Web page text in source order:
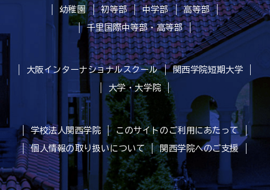
幼稚園 初等部 中学部
高等部
千里国際中等部・高等部
大阪インターナショナルスクール
関西学院短期大学
大学・大学院
学校法人関西学院
このサイトのご利用にあたって
個人情報の取り扱いについて
関西学院へのご支援